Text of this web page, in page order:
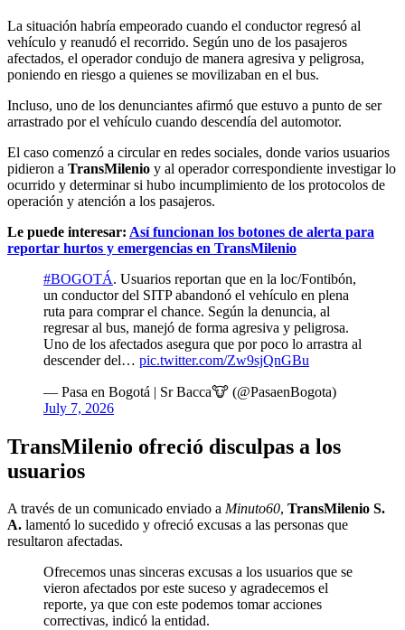
La situación habría empeorado cuando el conductor regresó al
vehículo y reanudó el recorrido. Según uno de los pasajeros
afectados, el operador condujo de manera agresiva y peligrosa,
poniendo en riesgo a quienes se movilizaban en el bus.
Incluso, uno de los denunciantes afirmó que estuvo a punto de ser
arrastrado por el vehículo cuando descendía del automotor.
El caso comenzó a circular en redes sociales, donde varios usuarios
pidieron a TransMilenio y al operador correspondiente investigar lo
ocurrido y determinar si hubo incumplimiento de los protocolos de
operación y atención a los pasajeros.
Le puede interesar: Así funcionan los botones de alerta para
reportar hurtos y emergencias en TransMilenio
#BOGOTÁ. ​Usuarios reportan que en la loc/Fontibón,
un conductor del SITP abandonó el vehículo en plena
ruta para comprar el chance. Según la denuncia, al
regresar al bus, manejó de forma agresiva y peligrosa.
Uno de los afectados asegura que por poco lo arrastra al
descender del… pic.twitter.com/Zw9sjQnGBu
— Pasa en Bogotá | Sr Bacca🐮 (@PasaenBogota)
July 7, 2026
TransMilenio ofreció disculpas a los
usuarios
A través de un comunicado enviado a Minuto60, TransMilenio S.
A. lamentó lo sucedido y ofreció excusas a las personas que
resultaron afectadas.
Ofrecemos unas sinceras excusas a los usuarios que se
vieron afectados por este suceso y agradecemos el
reporte, ya que con este podemos tomar acciones
correctivas, indicó la entidad.